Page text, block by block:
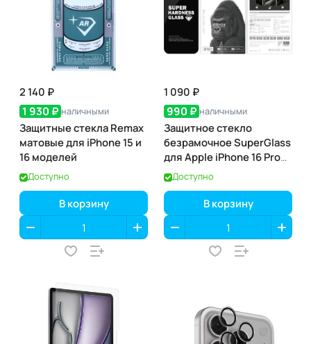
2 140 ₽
1 930 ₽ наличными
Защитные стекла Remax
матовые для iPhone 15 и
16 моделей
Доступно
В корзину
1 090 ₽
990 ₽ наличными
Защитное стекло
безрамочное SuperGlass
для Apple iPhone 16 Pro
Max / 17 Pro Max
Доступно
В корзину